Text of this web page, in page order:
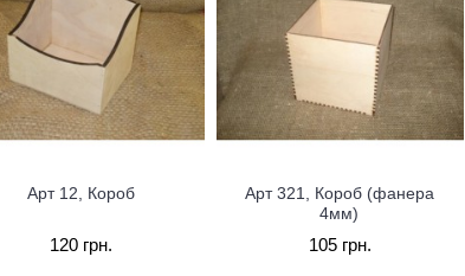
Арт 12, Короб
120 грн.
Арт 321, Короб (фанера
4мм)
105 грн.